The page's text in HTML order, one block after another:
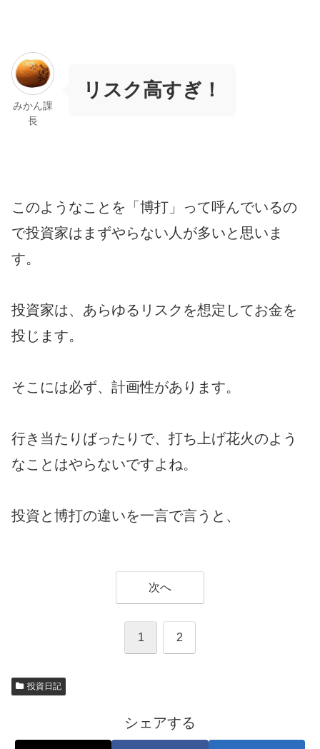
みかん課
長
リスク高すぎ！
このようなことを「博打」って呼んでいるの
で投資家はまずやらない人が多いと思いま
す。
投資家は、あらゆるリスクを想定してお金を
投じます。
そこには必ず、計画性があります。
行き当たりばったりで、打ち上げ花火のよう
なことはやらないですよね。
投資と博打の違いを一言で言うと、
次へ
1 2
投資日記
シェアする